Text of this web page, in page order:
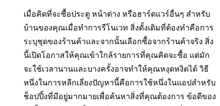
เมื่อคิดที่จะซื้อประตู หน้าต่าง หรือฮาร์ดแวร์อื่นๆ สำหรับ
บ้านของคุณเมื่อทำการรีโนเวท สิ่งดั้งเดิมที่ต้องทำคือการ
ระบุชุดของร้านค้าและจากนั้นเลือกซื้อจากร้านค้าจริง สิ่ง
นี้เปิดโอกาสให้คุณเข้าใกล้รายการที่คุณคิดจะซื้อ แต่มัก
จะใช้เวลานานและบางครั้งอาจทำให้คุณหงุดหงิดได้ วิธี
หนึ่งในการหลีกเลี่ยงปัญหานี้คือการใช้หนึ่งในแอปสำหรับ
ช็อปปิ้งที่มีอยู่มากมายเพื่อค้นหาสิ่งที่คุณต้องการ ข้อดีของ